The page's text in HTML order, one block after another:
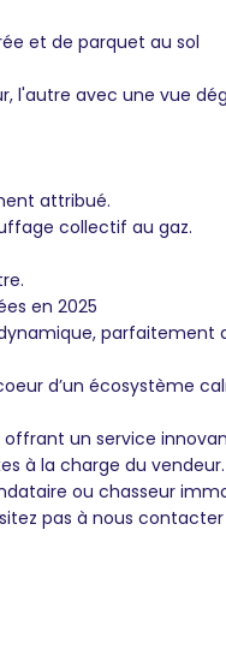
et de parquet au sol
l'autre avec une vue
attribué.
collectif au gaz.
en 2025
parfaitement
d’un écosystème
un service
à la charge du vendeur.
ou chasseur
pas à nous